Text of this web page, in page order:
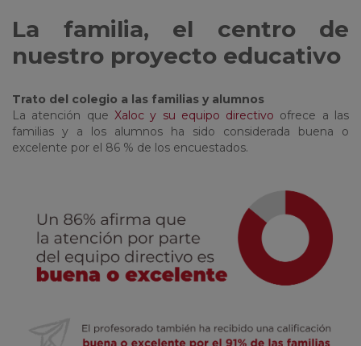
La familia, el centro de
nuestro proyecto educativo
Trato del colegio a las familias y alumnos
La atención que Xaloc y su equipo directivo ofrece a las
familias y a los alumnos ha sido considerada buena o
excelente por el 86 % de los encuestados.